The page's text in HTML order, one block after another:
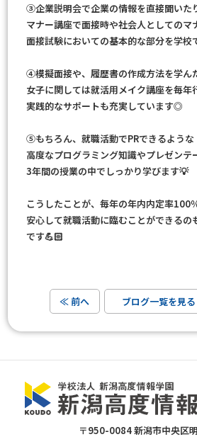
③企業説明会で企業の情報を直接聞いたり
マナー講座で面接時や社会人としてのマ
面接試験においての基本的な部分を学校
④模擬面接や、履歴書の作成方法を学んだ
女子に関しては就活用メイク講座を毎年
実践的なサポートも充実しています◎
⑤もちろん、就職活動でPRできるような
高度なプログラミング知識やプレゼンテ
3年間の授業の中でしっかり学びます💡
こうしたことが、毎年の年内内定率100
安心して就職活動に臨むことができるの
です💪🏻
≪ 前へ ブログ一覧を見る
〒950-0084 新潟市中央区